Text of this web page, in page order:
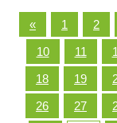
« 1 2
10
11
18
19
26
27